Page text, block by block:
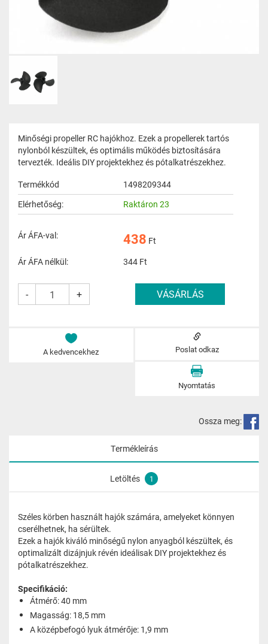
Minőségi propeller RC hajókhoz. Ezek a propellerek tartós
nylonból készültek, és optimális működés biztosítására
tervezték. Ideális DIY projektekhez és pótalkatrészekhez.
Termékkód
1498209344
Elérhetőség:
Raktáron 23
Ár ÁFA-val: 438 Ft
Ár ÁFA nélkül:
344 Ft
- +
A kedvencekhez Poslat odkaz
Nyomtatás
Ossza meg:
Termékleírás
Letöltés 1
Széles körben használt hajók számára, amelyeket könnyen
cserélhetnek, ha sérültek.
Ezek a hajók kiváló minőségű nylon anyagból készültek, és
optimalizált dizájnjuk révén ideálisak DIY projektekhez és
pótalkatrészekhez.
Specifikáció:
Átmérő: 40 mm
Magasság: 18,5 mm
A középbefogó lyuk átmérője: 1,9 mm